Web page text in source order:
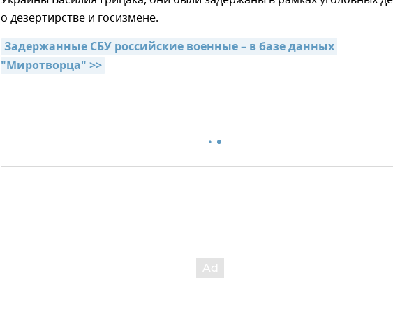
о дезертирстве и госизмене.
Задержанные СБУ российские военные – в базе данных
"Миротворца" >>